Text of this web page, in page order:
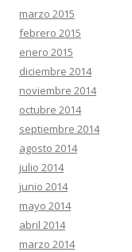
marzo 2015
febrero 2015
enero 2015
diciembre 2014
noviembre 2014
octubre 2014
septiembre 2014
agosto 2014
julio 2014
junio 2014
mayo 2014
abril 2014
marzo 2014